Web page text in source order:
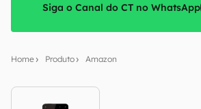
Siga o Canal do CT no WhatsApp
Home Produto Amazon